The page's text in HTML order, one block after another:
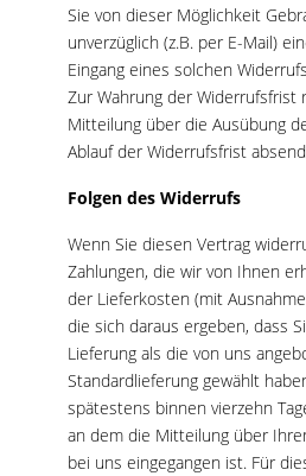
Sie von dieser Möglichkeit
unverzüglich (z.B. per E-Mail)
Eingang eines solchen
Zur Wahrung der Widerrufsfrist
Mitteilung über die Ausübung
Ablauf der Widerrufsfrist
Folgen des Widerrufs
Wenn Sie diesen Vertrag
Zahlungen, die wir von Ihnen
der Lieferkosten (mit
die sich daraus ergeben, dass
Lieferung als die von uns
Standardlieferung gewählt
spätestens binnen vierzehn
an dem die Mitteilung über
bei uns eingegangen ist. Für